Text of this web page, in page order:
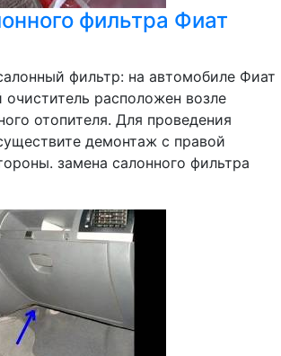
фильтра Фиат
фильтр: на автомобиле Фиат
очиститель расположен возле
отопителя. Для проведения
демонтаж с правой
замена салонного фильтра